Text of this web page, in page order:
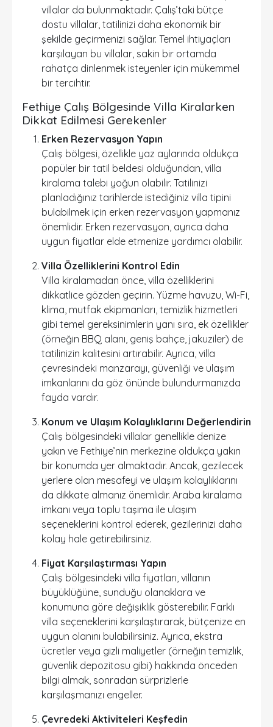
villalar da bulunmaktadır. Çalış’taki bütçe
dostu villalar, tatilinizi daha ekonomik bir
şekilde geçirmenizi sağlar. Temel ihtiyaçları
karşılayan bu villalar, sakin bir ortamda
rahatça dinlenmek isteyenler için mükemmel
bir tercihtir.
Fethiye Çalış Bölgesinde Villa Kiralarken
Dikkat Edilmesi Gerekenler
Erken Rezervasyon Yapın
Çalış bölgesi, özellikle yaz aylarında oldukça
popüler bir tatil beldesi olduğundan, villa
kiralama talebi yoğun olabilir. Tatilinizi
planladığınız tarihlerde istediğiniz villa tipini
bulabilmek için erken rezervasyon yapmanız
önemlidir. Erken rezervasyon, ayrıca daha
uygun fiyatlar elde etmenize yardımcı olabilir.
Villa Özelliklerini Kontrol Edin
Villa kiralamadan önce, villa özelliklerini
dikkatlice gözden geçirin. Yüzme havuzu, Wi-Fi,
klima, mutfak ekipmanları, temizlik hizmetleri
gibi temel gereksinimlerin yanı sıra, ek özellikler
(örneğin BBQ alanı, geniş bahçe, jakuziler) de
tatilinizin kalitesini artırabilir. Ayrıca, villa
çevresindeki manzarayı, güvenliği ve ulaşım
imkanlarını da göz önünde bulundurmanızda
fayda vardır.
Konum ve Ulaşım Kolaylıklarını Değerlendirin
Çalış bölgesindeki villalar genellikle denize
yakın ve Fethiye’nin merkezine oldukça yakın
bir konumda yer almaktadır. Ancak, gezilecek
yerlere olan mesafeyi ve ulaşım kolaylıklarını
da dikkate almanız önemlidir. Araba kiralama
imkanı veya toplu taşıma ile ulaşım
seçeneklerini kontrol ederek, gezilerinizi daha
kolay hale getirebilirsiniz.
Fiyat Karşılaştırması Yapın
Çalış bölgesindeki villa fiyatları, villanın
büyüklüğüne, sunduğu olanaklara ve
konumuna göre değişiklik gösterebilir. Farklı
villa seçeneklerini karşılaştırarak, bütçenize en
uygun olanını bulabilirsiniz. Ayrıca, ekstra
ücretler veya gizli maliyetler (örneğin temizlik,
güvenlik depozitosu gibi) hakkında önceden
bilgi almak, sonradan sürprizlerle
karşılaşmanızı engeller.
Çevredeki Aktiviteleri Keşfedin